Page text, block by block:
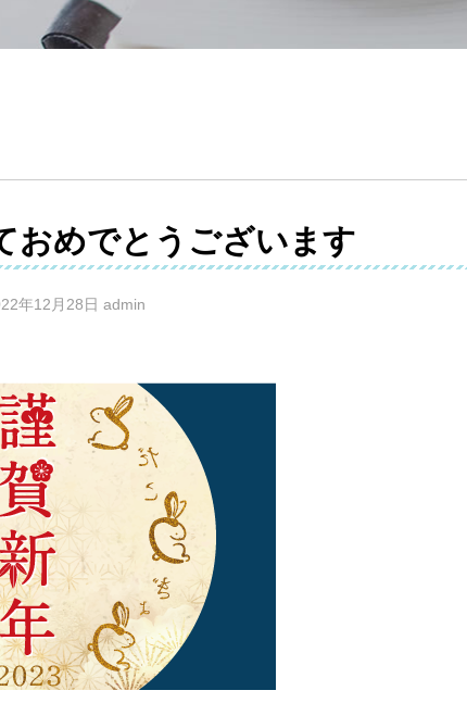
おめでとうございます
年12月28日 admin